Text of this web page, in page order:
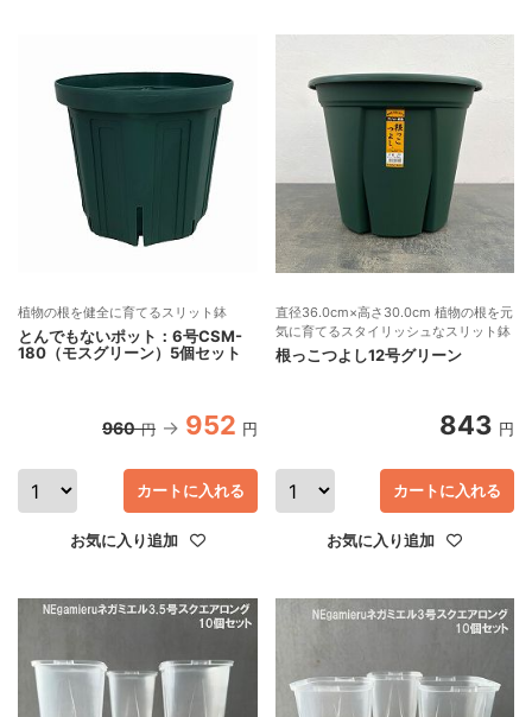
植物の根を健全に育てるスリット鉢
とんでもないポット：6号CSM-
180（モスグリーン）5個セット
960 円 952 円
カートに入れる
お気に入り追加
直径36.0cm×高さ30.0cm 植物の根を元
気に育てるスタイリッシュなスリット鉢
根っこつよし12号グリーン
843 円
カートに入れる
お気に入り追加